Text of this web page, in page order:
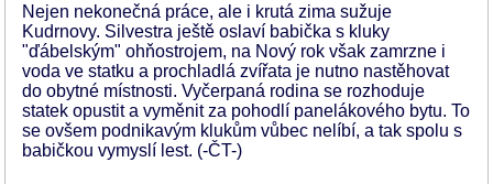
Nejen nekonečná práce, ale i krutá zima sužuje
Kudrnovy. Silvestra ještě oslaví babička s kluky
"ďábelským" ohňostrojem, na Nový rok však zamrzne i
voda ve statku a prochladlá zvířata je nutno nastěhovat
do obytné místnosti. Vyčerpaná rodina se rozhoduje
statek opustit a vyměnit za pohodlí panelákového bytu. To
se ovšem podnikavým klukům vůbec nelíbí, a tak spolu s
babičkou vymyslí lest. (-ČT-)